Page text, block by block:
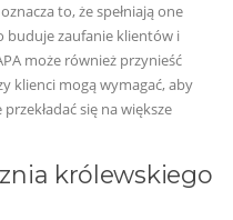
to, że spełniają one
buduje zaufanie klientów i
może również przynieść
klienci mogą wymagać, aby
się na większe
królewskiego